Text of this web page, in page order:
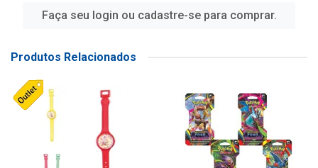
Faça seu login ou cadastre-se para comprar.
Produtos Relacionados